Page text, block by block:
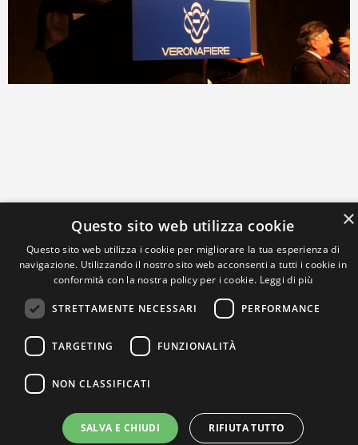
×
Questo sito web utilizza cookie
Questo sito web utilizza i cookie per migliorare la tua esperienza di
navigazione. Utilizzando il nostro sito web acconsenti a tutti i cookie in
conformità con la nostra policy per i cookie. Leggi di più
STRETTAMENTE NECESSARI PERFORMANCE
TARGETING FUNZIONALITÀ
NON CLASSIFICATI
SALVA E CHIUDI RIFIUTA TUTTO